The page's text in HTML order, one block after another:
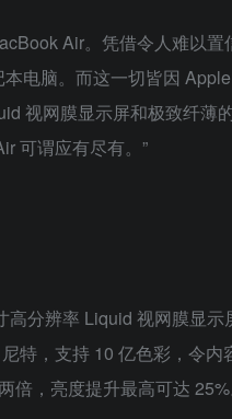
Air。凭借令人难以
电脑。而这一切皆因
视网膜显示屏和极致纤薄
可谓应有尽有。”
分辨率 Liquid 视网膜显
特，支持 10 亿色彩，令
，亮度提升最高可达 25%